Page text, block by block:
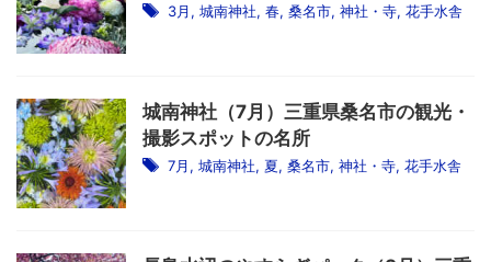
3月, 城南神社, 春, 桑名市, 神社・寺, 花手水舎
城南神社（7月）三重県桑名市の観光・
撮影スポットの名所
7月, 城南神社, 夏, 桑名市, 神社・寺, 花手水舎